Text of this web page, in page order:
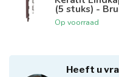
(5 stuks) -
Op voorraad
Heeft u